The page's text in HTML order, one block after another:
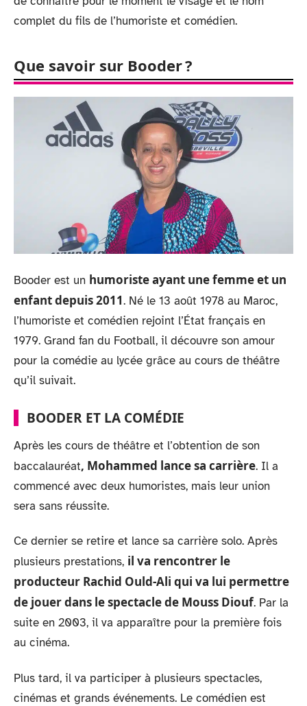
complet du fils de l’humoriste et comédien.
Que savoir sur Booder ?
Booder est un humoriste ayant une femme et un
enfant depuis 2011. Né le 13 août 1978 au Maroc,
l’humoriste et comédien rejoint l’État français en
1979. Grand fan du Football, il découvre son amour
pour la comédie au lycée grâce au cours de théâtre
qu’il suivait.
BOODER ET LA COMÉDIE
Après les cours de théâtre et l’obtention de son
baccalauréat, Mohammed lance sa carrière. Il a
commencé avec deux humoristes, mais leur union
sera sans réussite.
Ce dernier se retire et lance sa carrière solo. Après
plusieurs prestations, il va rencontrer le
producteur Rachid Ould-Ali qui va lui permettre
de jouer dans le spectacle de Mouss Diouf. Par la
suite en 2003, il va apparaître pour la première fois
au cinéma.
Plus tard, il va participer à plusieurs spectacles,
cinémas et grands événements. Le comédien est